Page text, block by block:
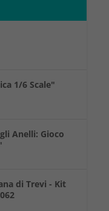
1/6 Scale"
Anelli: Gioco
di Trevi - Kit